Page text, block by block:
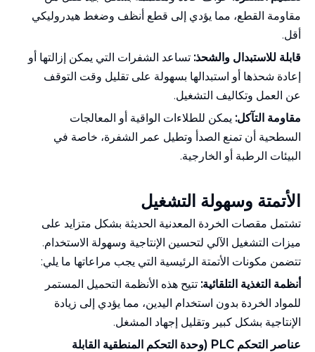
مقاومة القطع، مما يؤدي إلى قطع أنظف وضغط هيدروليكي
أقل.
قابلة للاستبدال والشحذ: تساعد الشفرات التي يمكن إزالتها أو
إعادة شحذها أو استبدالها بسهولة على تقليل وقت التوقف
عن العمل وتكاليف التشغيل.
مقاومة التآكل: يمكن للطلاءات الواقية أو المعالجات
السطحية أن تمنع الصدأ وتطيل عمر الشفرة، خاصة في
البيئات الرطبة أو الخارجية.
الأتمتة وسهولة التشغيل
تشتمل مقصات الخردة المعدنية الحديثة بشكل متزايد على
ميزات التشغيل الآلي لتحسين الإنتاجية وسهولة الاستخدام.
تتضمن مكونات الأتمتة الرئيسية التي يجب مراعاتها ما يلي:
أنظمة التغذية التلقائية: تتيح هذه الأنظمة التحميل المستمر
للمواد الخردة بدون استخدام اليدين، مما يؤدي إلى زيادة
الإنتاجية بشكل كبير وتقليل إجهاد المشغل.
عناصر التحكم PLC (وحدة التحكم المنطقية القابلة